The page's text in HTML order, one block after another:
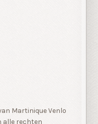
Martinique Venlo
alle rechten